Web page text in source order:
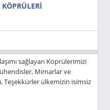
sağlayan Köprülerimizi
Mimarlar ve
Teşekkürler ülkemizin isimsiz